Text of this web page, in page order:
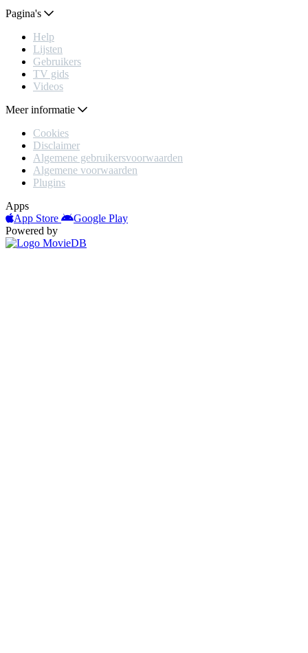
Pagina's
Help
Lijsten
Gebruikers
TV gids
Videos
Meer informatie
Cookies
Disclaimer
Algemene gebruikersvoorwaarden
Algemene voorwaarden
Plugins
Apps
App Store
Google Play
Powered by